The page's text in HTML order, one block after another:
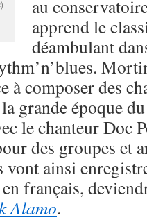
au
apprend le
déambulant
à composer des
la grande époque
le chanteur Doc
des groupes et
ainsi
français,
Alamo.